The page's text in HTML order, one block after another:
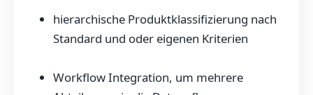
hierarchische Produktklassifizierung nach
Standard und oder eigenen Kriterien
Workflow Integration, um mehrere